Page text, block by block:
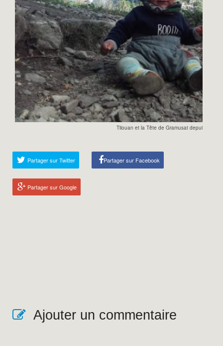
Tilouan et la Tête de Gramusat depuis
Partager sur Twitter Partager sur Facebook
Partager sur Google
Ajouter un commentaire